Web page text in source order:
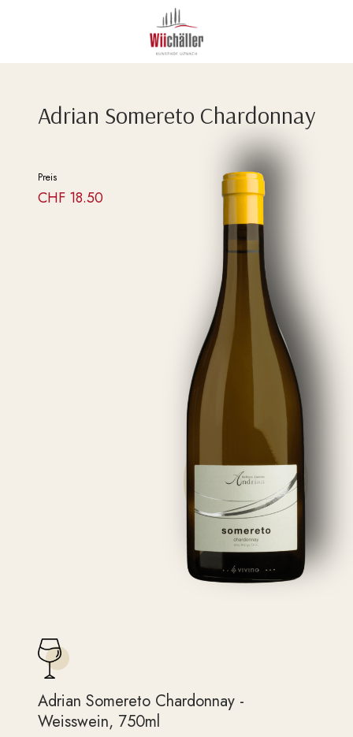
Adrian Somereto Chardonnay
Preis
CHF 18.50
Adrian Somereto Chardonnay -
Weisswein, 750ml